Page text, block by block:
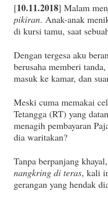
[10.11.2018] Malam
pikiran. Anak-anak
di kursi tamu, saat
Dengan tergesa aku
berusaha memberi
masuk ke kamar, dan
Meski cuma memakai
Tetangga (RT) yang
menagih pembayaran
dia waritakan?
Tanpa berpanjang
nangkring di teras, kali
gerangan yang hendak